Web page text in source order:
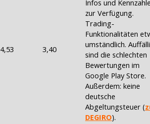
4,53 3,40
Infos und
zur Verfügung.
Trading-
Funktionalitäten
umständlich.
sind die schlechten
Bewertungen im
Google Play Store.
Außerdem: keine
deutsche
Abgeltungsteuer (
DEGIRO).